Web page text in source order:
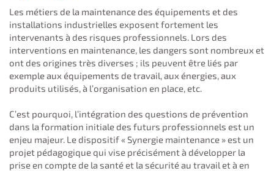
Les métiers de la maintenance des équipements et des
installations industrielles exposent fortement les
intervenants à des risques professionnels. Lors des
interventions en maintenance, les dangers sont nombreux et
ont des origines très diverses ; ils peuvent être liés par
exemple aux équipements de travail, aux énergies, aux
produits utilisés, à l’organisation en place, etc.
C’est pourquoi, l’intégration des questions de prévention
dans la formation initiale des futurs professionnels est un
enjeu majeur. Le dispositif « Synergie maintenance » est un
projet pédagogique qui vise précisément à développer la
prise en compte de la santé et la sécurité au travail et à en